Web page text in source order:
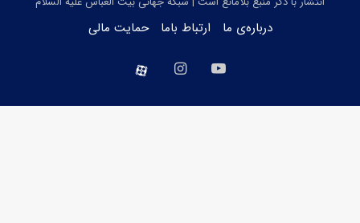
درباره‌ی ما ارتباط باما حمایت مالی
یوتیوب اینستاگرام